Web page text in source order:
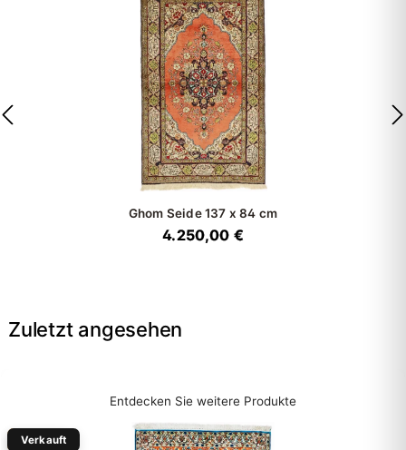
Ghom Seide137 x 84 cm
4.250,00 €
Zuletzt angesehen
Entdecken Sie weitere Produkte
Verkauft
-20%